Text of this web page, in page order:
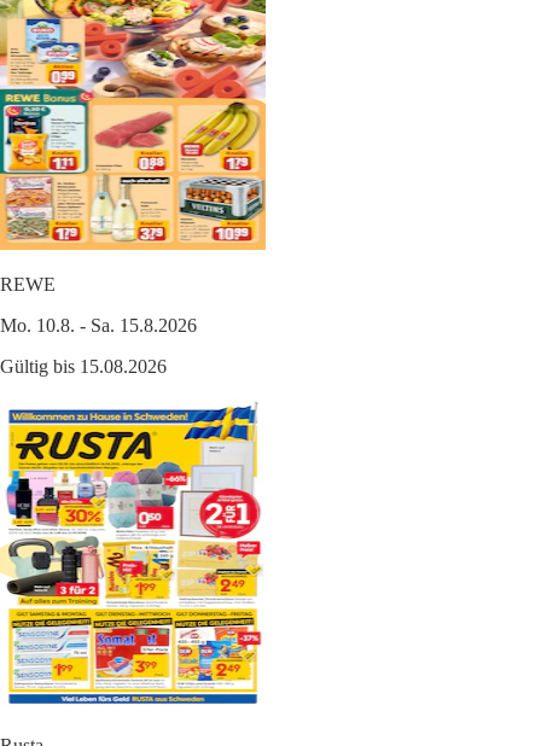
REWE
Mo. 10.8. - Sa. 15.8.2026
Gültig bis 15.08.2026